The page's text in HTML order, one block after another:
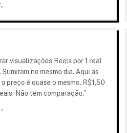
visualizações Reels por 1 real
no mesmo dia. Aqui as
preço é quase o mesmo. R$1,50
Não tem comparação.”